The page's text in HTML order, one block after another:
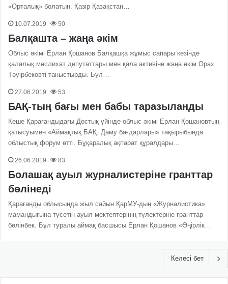
«Орталық» болатын. Қазір Қазақстан…
10.07.2019 50
Балқашта – жаңа әкім
Облыс әкімі Ерлан Қошанов Балқашқа жұмыс сапары кезінде
қалалық мәслихат депутаттары мен қала активіне жаңа әкім Ораз
Тәуірбековті таныстырды. Бұл…
27.06.2019 53
БАҚ-тың бағы мен бабы таразыланды
Кеше Қарағандыдағы Достық үйінде облыс әкімі Ерлан Қошановтың
қатысуымен «Аймақтық БАҚ. Даму бағдарлары» тақырыбында
облыстық форум өтті. Бұқаралық ақпарат құралдары…
26.06.2019 83
Болашақ ауыл журналистеріне гранттар
бөлінеді
Қарағанды облысында жыл сайын ҚарМУ-дың «Журналистика»
мамандығына түсетін ауыл мектептерінің түлектеріне гранттар
бөлінбек. Бұл туралы аймақ басшысы Ерлан Қошанов «Өңірлік…
Келесі бет